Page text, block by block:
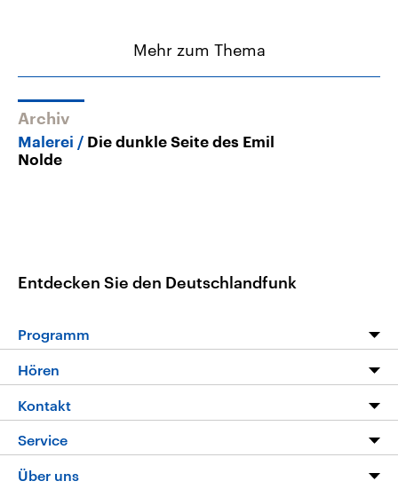
Mehr zum Thema
Archiv
Malerei
Die dunkle Seite des Emil
Nolde
Entdecken Sie den Deutschlandfunk
Programm
Die Nachrichten
Nachrichtenleicht
Neue Beiträge auf dlf.de
Hören
Livestream
Podcasts
Deutschlandfunk App
Kontakt
Hörerservice
Service
FAQ
Über uns